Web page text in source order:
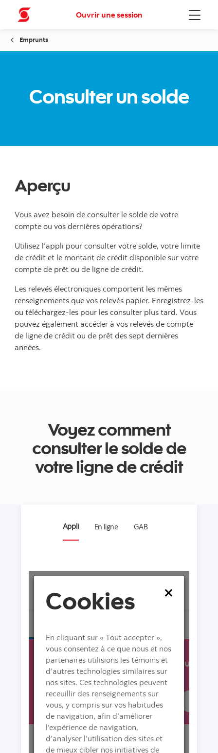
Menu
Ouvrir une session
Emprunts
Consulter un solde
Aperçu
Vous avez besoin de consulter le solde de votre
compte ou vos dernières opérations?
Utilisez l’appli pour consulter votre solde, votre limite
de crédit et le montant de crédit disponible sur votre
compte de prêt ou de ligne de crédit.
Les relevés électroniques comportent les mêmes
renseignements que vos relevés papier. Enregistrez-les
ou téléchargez-les pour les consulter plus tard. Vous
pouvez également accéder à vos relevés de compte
de ligne de crédit ou de prêt des sept dernières
années.
Voyez comment
consulter le solde de
votre ligne de crédit
Appli En ligne GAB